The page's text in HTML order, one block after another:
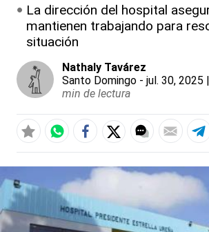
La dirección del hospital
mantienen trabajando para
situación
Nathaly Tavárez
Santo Domingo - jul. 30, 2025
min de lectura